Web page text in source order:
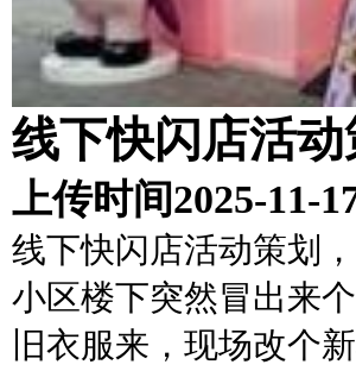
线下快闪店活
上传时间2025-11-
线下快闪店活动策划
小区楼下突然冒出来
旧衣服来，现场改个